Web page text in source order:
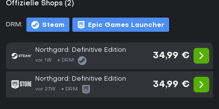
Offizielle Shops (2)
DRM: Steam Epic Games Launcher
Northgard: Definitive Edition
vor 1W DRM:
34,99 €
Northgard: Definitive Edition
vor 27W DRM:
34,99 €